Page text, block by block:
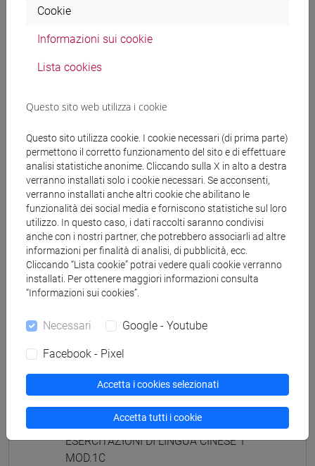
[FM10] ANTROPOLOGIA CULTURALE,
ETNOLOGIA, ETNOLINGUISTICA - Laurea
antropologia dell'asia
DELL'AFRICA MEDITERRANEA - Laurea
cina
Mutua da
ESERCITAZIONI DI LINGUA CINESE 1 MOD.1D
[LM005I]
Struttura generale dell'insegnamento
LINGUA CINESE 1 MOD.1
ESERCITAZIONI DI LINGUA CINESE 1
MOD.1A
ESERCITAZIONI DI LINGUA CINESE 1
ESERCITAZIONI DI LINGUA CINESE 1
MOD.1C
Cookie
Informazioni sui cookie
Lista cookies
Questo sito web utilizza i cookie
Questo sito utilizza cookie. I cookie necessari (di prima parte)
permettono il corretto funzionamento del sito e di effettuare
analisi statistiche anonime. Cliccando sulla X in alto a destra
verranno installati solo i cookie necessari. Se acconsenti,
verranno installati anche altri cookie che abilitano le
funzionalità dei social media e forniscono statistiche sul loro
utilizzo. In questo caso, i dati raccolti saranno condivisi
anche con i nostri partner, che potrebbero associarli ad altre
informazioni per finalità di analisi, di pubblicità, ecc.
Cliccando “Lista cookie” potrai vedere quali cookie verranno
installati. Per ottenere maggiori informazioni consulta
“Informazioni sui cookies”.
Necessari Google - Youtube
Facebook - Pixel
Accetta i cookies selezionati
Accetta tutti i cookie